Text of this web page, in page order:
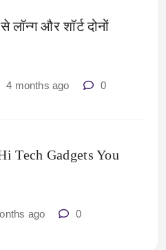
और शॉर्ट दोनों
4 months ago 0
Tech Gadgets You
ago 0